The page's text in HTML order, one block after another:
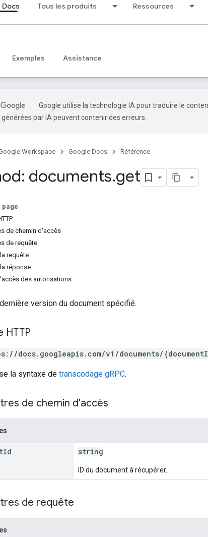
Docs Tous les produits Ressources
Exemples Assistance
Google utilise la technologie IA pour traduire le
générées par IA peuvent contenir des erreurs.
Workspace Google Docs Référence
documents.get
page
de chemin d'accès
de requête
la requête
la réponse
des autorisations
dernière version du document spécifié.
HTTP
docs.googleapis.com/v1/documents/
la syntaxe de transcodage gRPC.
de chemin d'accès
Id string
ID du document à récupérer.
de requête